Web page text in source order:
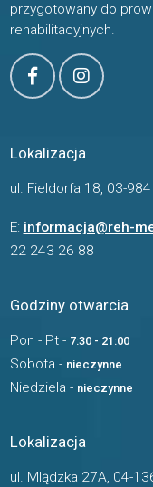
przygotowany do
rehabilitacyjnych.
Lokalizacja
ul. Fieldorfa 18, 03-
E: informacja@reh-
22 243 26 88
Godziny otwarcia
Pon - Pt - 7:30 - 21:00
Sobota - nieczynne
Niedziela - nieczynne
Lokalizacja
ul. Mlądzka 27A, 04-